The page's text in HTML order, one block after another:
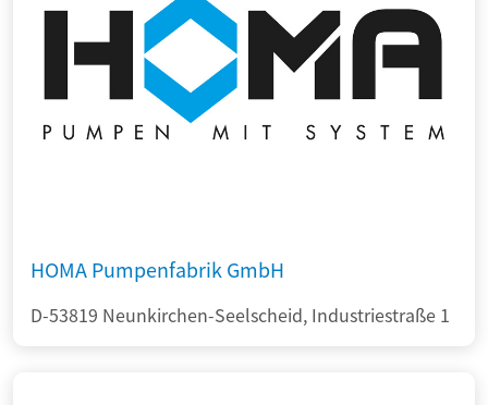
HOMA Pumpenfabrik GmbH
D-53819 Neunkirchen-Seelscheid, Industriestraße 1